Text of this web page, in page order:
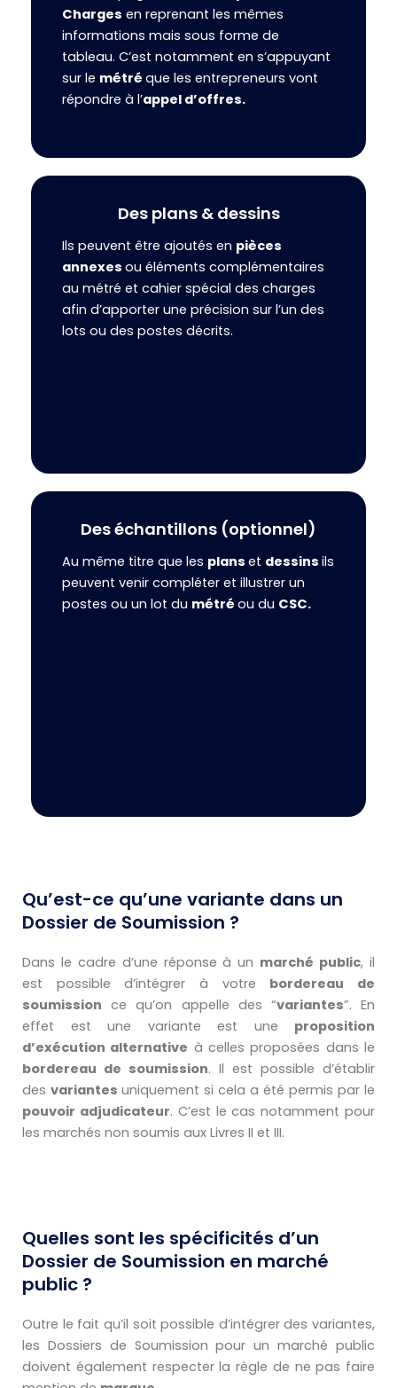
Charges en reprenant les mêmes
informations mais sous forme de
tableau. C’est notamment en s’appuyant
sur le métré que les entrepreneurs vont
répondre à l’appel d’offres.
Des plans & dessins
Ils peuvent être ajoutés en pièces
annexes ou éléments complémentaires
au métré et cahier spécial des charges
afin d’apporter une précision sur l’un des
lots ou des postes décrits.
Des échantillons (optionnel)
Au même titre que les plans et dessins ils
peuvent venir compléter et illustrer un
postes ou un lot du métré ou du CSC.
Qu’est-ce qu’une variante dans un
Dossier de Soumission ?
Dans le cadre d’une réponse à un marché public, il
est possible d’intégrer à votre bordereau de
soumission ce qu’on appelle des “variantes”. En
effet est une variante est une proposition
d’exécution alternative à celles proposées dans le
bordereau de soumission. Il est possible d’établir
des variantes uniquement si cela a été permis par le
pouvoir adjudicateur. C’est le cas notamment pour
les marchés non soumis aux Livres II et III.
Quelles sont les spécificités d’un
Dossier de Soumission en marché
public ?
Outre le fait qu’il soit possible d’intégrer des variantes,
les Dossiers de Soumission pour un marché public
doivent également respecter la règle de ne pas faire